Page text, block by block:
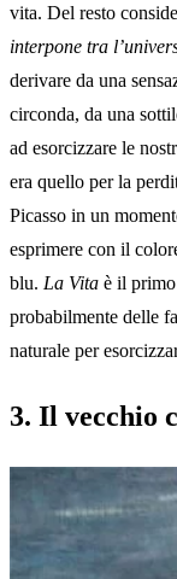
vita. Del resto
interpone tra
derivare da una
circonda, da una
ad esorcizzare le
era quello per la
Picasso in un
esprimere con il
blu. La Vita è il
probabilmente delle
naturale per
3. Il vecchio